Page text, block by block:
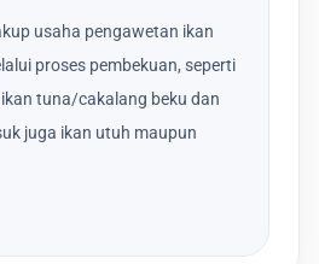
usaha pengawetan ikan
proses pembekuan, seperti
tuna/cakalang beku dan
juga ikan utuh maupun